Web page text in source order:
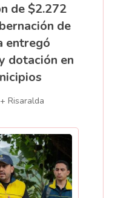
de $2.272
de
entregó
dotación en
Risaralda